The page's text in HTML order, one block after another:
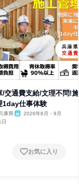
/交通費支給/文理不問!
1day仕事体験
庫県
2026年8月・9月
日
お気に入り